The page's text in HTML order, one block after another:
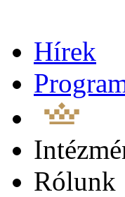
Hírek
Rólunk